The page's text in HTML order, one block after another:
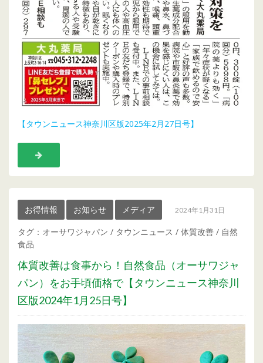
【タウンニュース神奈川区版2025年2月27日号】
お得情報 お知らせ メディア 2024年1月31日
タグ： オーサワジャパン / タウンニュース / 体質改善 / 自然
食品
体質改善は食事から！自然食品（オーサワジャ
パン）をお手頃価格で【タウンニュース神奈川
区版2024年1月25日号】